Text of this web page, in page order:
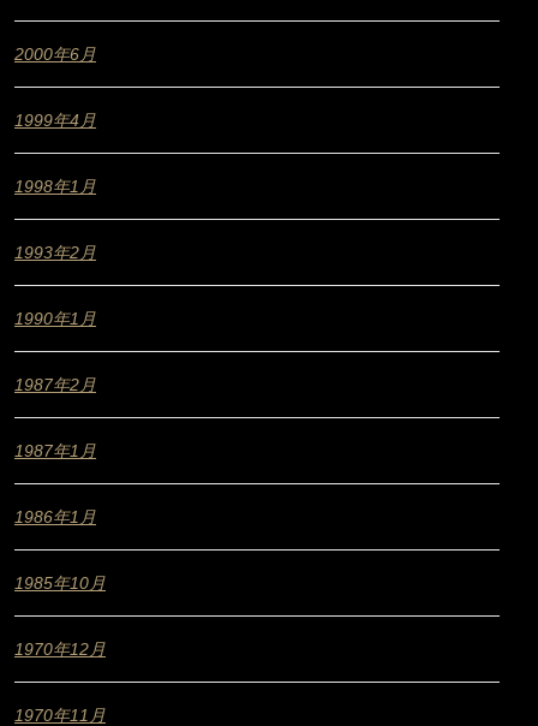
2000年6月
1999年4月
1998年1月
1993年2月
1990年1月
1987年2月
1987年1月
1986年1月
1985年10月
1970年12月
1970年11月